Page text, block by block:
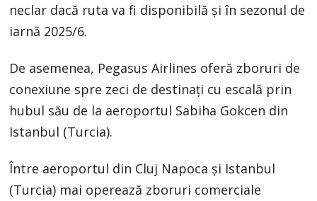
neclar dacă ruta va fi disponibilă și în sezonul de
iarnă 2025/6.
De asemenea, Pegasus Airlines oferă zboruri de
conexiune spre zeci de destinați cu escală prin
hubul său de la aeroportul Sabiha Gokcen din
Istanbul (Turcia).
Între aeroportul din Cluj Napoca și Istanbul
(Turcia) mai operează zboruri comerciale